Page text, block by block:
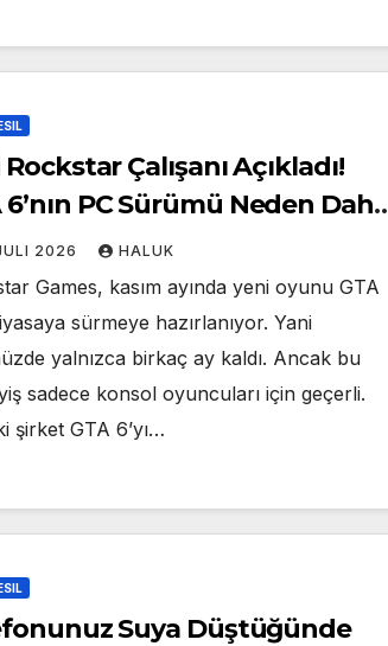
Rockstar Çalışanı Açıkladı!
6’nın PC Sürümü Neden Daha
2026 HALUK
Games, kasım ayında yeni oyunu GTA
sürmeye hazırlanıyor. Yani
yalnızca birkaç ay kaldı. Ancak bu
sadece konsol oyuncuları için geçerli.
şirket GTA 6’yı…
Suya Düştüğünde